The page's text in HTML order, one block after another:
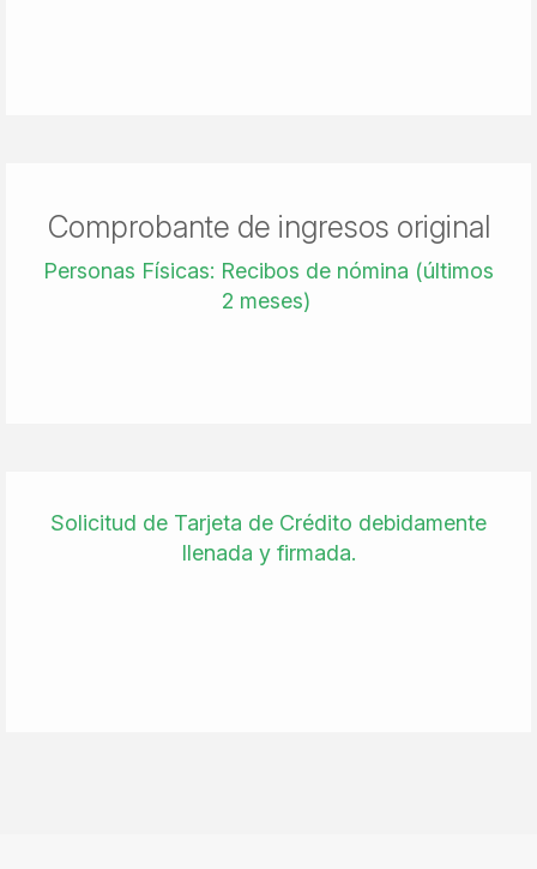
Comprobante de ingresos original
Personas Físicas: Recibos de nómina (últimos
2 meses)
Solicitud de Tarjeta de Crédito debidamente
llenada y firmada.